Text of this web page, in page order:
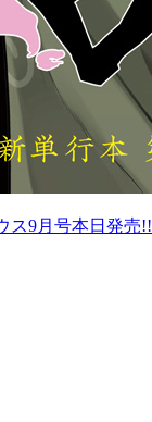
ス9月号本日発売!!